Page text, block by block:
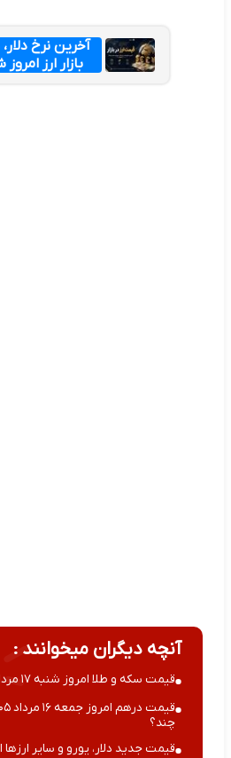
آخرین نرخ
بازار ارز امروز شنبه
آنچه دیگران میخوانند :
قیمت سکه و طلا امروز شنبه ۱۷ مرداد ۱۴۰۵
چند؟